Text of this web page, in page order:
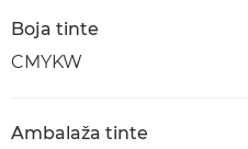
Boja tinte
CMYKW
Ambalaža tinte